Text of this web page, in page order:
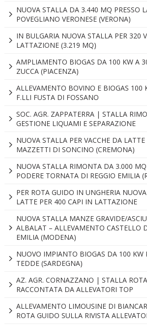
NUOVA STALLA DA 3.440 MQ PRESSO
POVEGLIANO VERONESE (VERONA)
IN BULGARIA NUOVA STALLA PER 320
LATTAZIONE (3.219 MQ)
AMPLIAMENTO BIOGAS DA 100 KW A
ZUCCA (PIACENZA)
ALLEVAMENTO BOVINO E BIOGAS 100
F.LLI FUSTA DI FOSSANO
SOC. AGR. ZAPPATERRA | STALLA
GESTIONE LIQUAMI E SEPARAZIONE
NUOVA STALLA PER VACCHE DA LATTE
MAZZETTI DI SONCINO (CREMONA)
NUOVA STALLA RIMONTA DA 3.000 MQ
PODERE TORNATA DI REGGIO EMILIA
PER ROTA GUIDO IN UNGHERIA
LATTE PER 400 CAPI IN LATTAZIONE
NUOVA STALLA MANZE GRAVIDE/
ALBALAT – ALLEVAMENTO CASTELLO
EMILIA (MODENA)
NUOVO IMPIANTO BIOGAS DA 100 KW
TEDDE (SARDEGNA)
AZ. AGR. CORNAZZANO | STALLA
RACCONTATA DA ALLEVATORI TOP
ALLEVAMENTO LIMOUSINE DI
ROTA GUIDO SULLA RIVISTA